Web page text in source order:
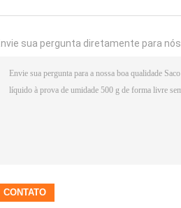
sua pergunta diretamente para nós